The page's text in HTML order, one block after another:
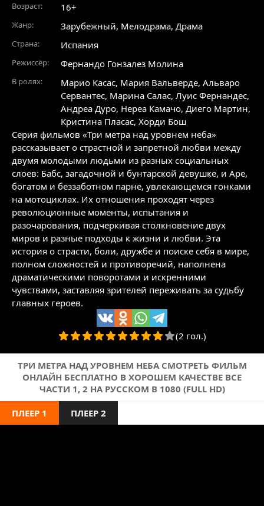
Возраст: 16+
Жанр: Зарубежный, Мелодрама, Драма
Страна: Испания
Режиссёр: Фернандо Гонзалез Молина
В ролях: Марио Касас, Мария Вальверде, Альваро
Сервантес, Марина Салас, Луис Фернандес,
Андреа Дуро, Нереа Камачо, Диего Мартин,
Кристина Пласас, Хорди Бош
Серия фильмов «Три метра над уровнем неба»
рассказывает о страстной и запретной любви между
двумя молодыми людьми из разных социальных
слоев: Бабс, загадочной и бунтарской девушке, и Аре,
богатом и беззаботном парне, увлекающемся гонками
на мотоциклах. Их отношения проходят через
революционные моменты, испытания и
разочарования, подчеркивая столкновение двух
миров и разные подходы к жизни и любви. Эта
история о страсти, боли, дружбе и поиске себя в мире,
полном сложностей и противоречий, наполнена
драматическими поворотами и искренними
чувствами, заставляя зрителей переживать за судьбу
главных героев.
(2 гол.)
ТРИ МЕТРА НАД УРОВНЕМ НЕБА СМОТРЕТЬ ФИЛЬМ
ОНЛАЙН БЕСПЛАТНО В ХОРОШЕМ КАЧЕСТВЕ ВСЕ
ЧАСТИ 1, 2 НА РУССКОМ В 1080 (FULL HD)
ПЛЕЕР 1 ПЛЕЕР 2